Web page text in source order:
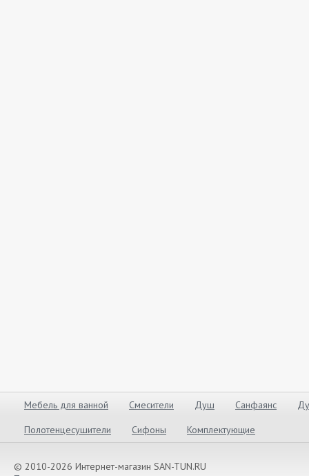
Мебель для ванной Смесители Душ Санфаянс
Полотенцесушители
Сифоны Комплектующие
© 2010-2026 Интернет-магазин SAN-TUN.RU